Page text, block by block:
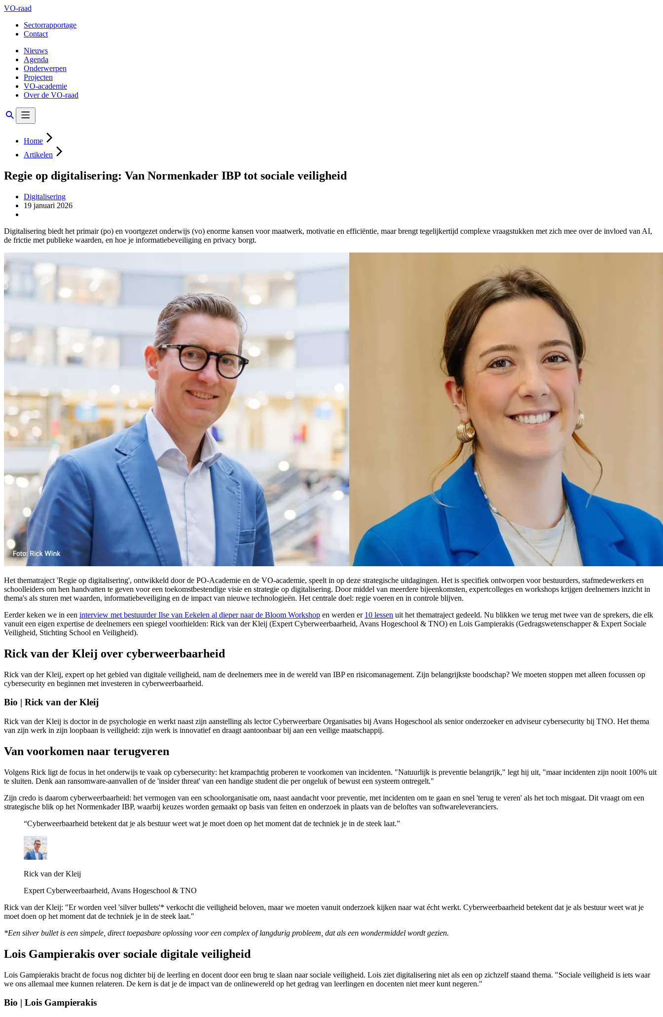
VO-raad
Sectorrapportage
Contact
Nieuws
Agenda
Onderwerpen
Projecten
VO-academie
Over de VO-raad
Home
Artikelen
Regie op digitalisering: Van Normenkader IBP tot sociale veiligheid
Digitalisering
19 januari 2026
Digitalisering biedt het primair (po) en voortgezet onderwijs (vo) enorme kansen voor maatwerk, motivatie en efficiëntie, maar brengt tegelijkertijd complexe vraagstukken met zich mee over de invloed van AI,
de frictie met publieke waarden, en hoe je informatiebeveiliging en privacy borgt.
Het thematraject 'Regie op digitalisering', ontwikkeld door de PO-Academie en de VO-academie, speelt in op deze strategische uitdagingen. Het is specifiek ontworpen voor bestuurders, stafmedewerkers en
schoolleiders om hen handvatten te geven voor een toekomstbestendige visie en strategie op digitalisering. Door middel van meerdere bijeenkomsten, expertcolleges en workshops krijgen deelnemers inzicht in
thema's als sturen met waarden, informatiebeveiliging en de impact van nieuwe technologieën. Het centrale doel: regie voeren en in controle blijven.
Eerder keken we in een interview met bestuurder Ilse van Eekelen al dieper naar de Bloom Workshop en werden er 10 lessen uit het thematraject gedeeld. Nu blikken we terug met twee van de sprekers, die elk
vanuit een eigen expertise de deelnemers een spiegel voorhielden: Rick van der Kleij (Expert Cyberweerbaarheid, Avans Hogeschool & TNO) en Lois Gampierakis (Gedragswetenschapper & Expert Sociale
Veiligheid, Stichting School en Veiligheid).
Rick van der Kleij over cyberweerbaarheid
Rick van der Kleij, expert op het gebied van digitale veiligheid, nam de deelnemers mee in de wereld van IBP en risicomanagement. Zijn belangrijkste boodschap? We moeten stoppen met alleen focussen op
cybersecurity en beginnen met investeren in cyberweerbaarheid.
Bio | Rick van der Kleij
Rick van der Kleij is doctor in de psychologie en werkt naast zijn aanstelling als lector Cyberweerbare Organisaties bij Avans Hogeschool als senior onderzoeker en adviseur cybersecurity bij TNO. Het thema
van zijn werk in zijn loopbaan is veiligheid: zijn werk is innovatief en draagt aantoonbaar bij aan een veilige maatschappij.
Van voorkomen naar terugveren
Volgens Rick ligt de focus in het onderwijs te vaak op cybersecurity: het krampachtig proberen te voorkomen van incidenten. "Natuurlijk is preventie belangrijk," legt hij uit, "maar incidenten zijn nooit 100% uit
te sluiten. Denk aan ransomware-aanvallen of de 'insider threat' van een handige student die per ongeluk of bewust een systeem ontregelt."
Zijn credo is daarom cyberweerbaarheid: het vermogen van een schoolorganisatie om, naast aandacht voor preventie, met incidenten om te gaan en snel 'terug te veren' als het toch misgaat. Dit vraagt om een
strategische blik op het Normenkader IBP, waarbij keuzes worden gemaakt op basis van feiten en onderzoek in plaats van de beloftes van softwareleveranciers.
“Cyberweerbaarheid betekent dat je als bestuur weet wat je moet doen op het moment dat de techniek je in de steek laat.”
Rick van der Kleij
Expert Cyberweerbaarheid, Avans Hogeschool & TNO
Rick van der Kleij: "Er worden veel 'silver bullets'* verkocht die veiligheid beloven, maar we moeten vanuit onderzoek kijken naar wat écht werkt. Cyberweerbaarheid betekent dat je als bestuur weet wat je
moet doen op het moment dat de techniek je in de steek laat."
*Een silver bullet is een simpele, direct toepasbare oplossing voor een complex of langdurig probleem, dat als een wondermiddel wordt gezien.
Lois Gampierakis over sociale digitale veiligheid
Lois Gampierakis bracht de focus nog dichter bij de leerling en docent door een brug te slaan naar sociale veiligheid. Lois ziet digitalisering niet als een op zichzelf staand thema. "Sociale veiligheid is iets waar
we ons allemaal mee kunnen relateren. De kern is dat je de impact van de onlinewereld op het gedrag van leerlingen en docenten niet meer kunt negeren."
Bio | Lois Gampierakis